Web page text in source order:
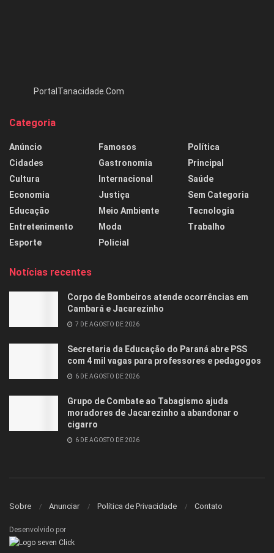
PortalTanacidade.Com
Categoria
Anúncio
Cidades
Cultura
Economia
Educação
Entretenimento
Esporte
Famosos
Gastronomia
Internacional
Justiça
Meio Ambiente
Moda
Policial
Política
Principal
Saúde
Sem Categoria
Tecnologia
Trabalho
Notícias recentes
Corpo de Bombeiros atende ocorrências em
Cambará e Jacarezinho
7 DE AGOSTO DE 2026
Secretaria da Educação do Paraná abre PSS
com 4 mil vagas para professores e pedagogos
6 DE AGOSTO DE 2026
Grupo de Combate ao Tabagismo ajuda
moradores de Jacarezinho a abandonar o
cigarro
6 DE AGOSTO DE 2026
Sobre Anunciar Política de Privacidade Contato
Desenvolvido por